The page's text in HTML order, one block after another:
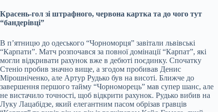
Красень-гол зі штрафного, червона картка та до чого тут
“бандерівці”
В п’ятницю до одеського “Чорноморця” завітали львівські
“Карпати”. Матч розпочався за повної домінації “Карпат”, які
могли відкривати рахунок вже в дебюті поєдинку. Спочатку
Стеніо пробив значно вище, а згодом пробивав Денис
Мірошніченко, але Артур Рудько був на висоті. Ближче до
завершення першого тайму “Чорноморець” мав супер шанс, але
не вистачило точності, щоб відкрити рахунок. Рудько вибив на
Луку Лацабідзе, який елегантним пасом обрізав гравців